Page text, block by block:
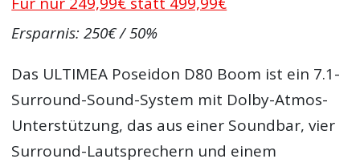
Ersparnis: 250€ / 50%
Das ULTIMEA Poseidon D80 Boom ist ein 7.1-
Surround-Sound-System mit Dolby-Atmos-
Unterstützung, das aus einer Soundbar, vier
Surround-Lautsprechern und einem